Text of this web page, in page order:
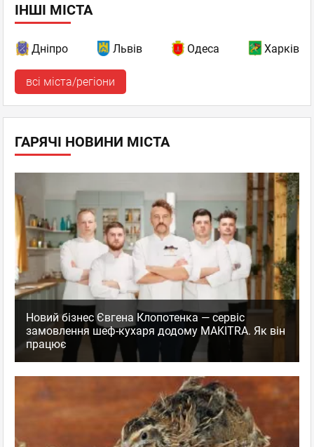
ІНШІ МІСТА
Дніпро Львів Одеса Харків
всі міста/регіони
ГАРЯЧІ НОВИНИ МІСТА
Новий бізнес Євгена Клопотенка — сервіс
замовлення шеф-кухаря додому MAKITRA. Як він
працює